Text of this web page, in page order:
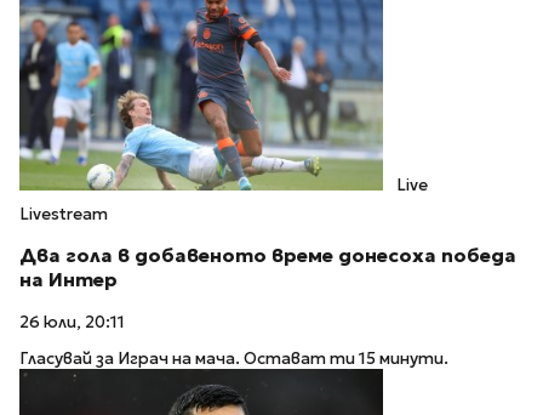
Live
Livestream
Два гола в добавеното време донесоха победа
на Интер
26 юли, 20:11
Гласувай за Играч на мача. Остават ти 15 минути.